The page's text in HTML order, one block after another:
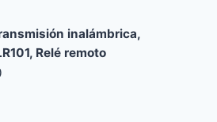
inalámbrica,
Relé remoto